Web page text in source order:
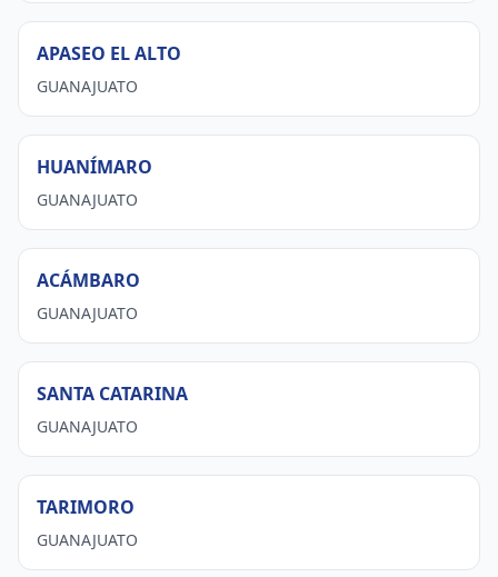
APASEO EL ALTO
GUANAJUATO
HUANÍMARO
GUANAJUATO
ACÁMBARO
GUANAJUATO
SANTA CATARINA
GUANAJUATO
TARIMORO
GUANAJUATO